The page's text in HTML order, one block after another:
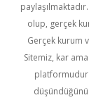
olup, gerçek
Gerçek kurum
Sitemiz, kar